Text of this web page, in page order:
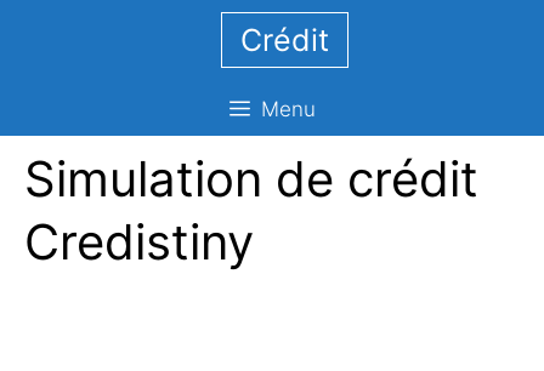
Crédit
Menu
Simulation de crédit
Credistiny